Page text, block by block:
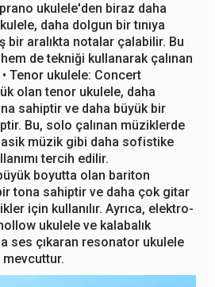
ukulele'den biraz daha
daha dolgun bir tınıya
bir aralıkta notalar çalabilir. Bu
de tekniği kullanarak çalınan
Tenor ukulele: Concert
olan tenor ukulele, daha
sahiptir ve daha büyük bir
Bu, solo çalınan müziklerde
müzik gibi daha sofistike
tercih edilir.
boyutta olan bariton
tona sahiptir ve daha çok gitar
için kullanılır. Ayrıca, elektro-
ukulele ve kalabalık
ses çıkaran resonator ukulele